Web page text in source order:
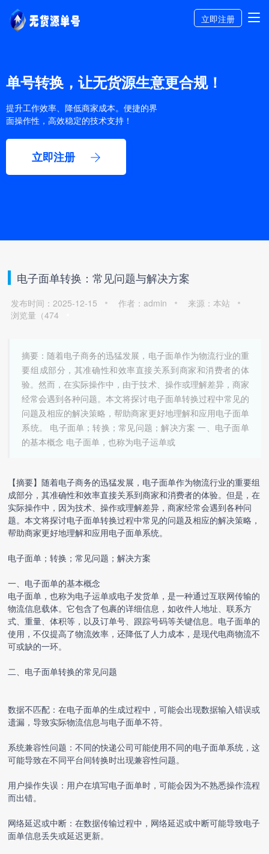
立即注册
单号转换，让无货源生意更合规！
提升工作效率、降低商家成本。便捷的界
面操作性，高效稳定的技术支持！
立即注册
电子面单转换：常见问题与解决方案
发布时间：2025-12-15 作者：admin
来源：本站
浏览量（474
摘要：随着电子商务的迅猛发展，电子面单作为物流行业的重
要组成部分，其准确性和效率直接关系到商家和消费者的体
验。然而，在实际操作中，由于技术、操作或理解差异，商家
经常会遇到各种问题。本文将探讨电子面单转换过程中常见的
问题及相应的解决策略，帮助商家更好地理解和应用电子面单
系统。 电子面单；转换；常见问题；解决方案 一、电子面单
的基本概念 电子面单，也称为电子运单或
【摘要】随着电子商务的迅猛发展，电子面单作为物流行业的重要组
成部分，其准确性和效率直接关系到商家和消费者的体验。但是，在
实际操作中，因为技术、操作或理解差异，商家经常会遇到各种问
题。本文将探讨电子面单转换过程中常见的问题及相应的解决策略，
帮助商家更好地理解和应用电子面单系统。
电子面单；转换；常见问题；解决方案
一、电子面单的基本概念
电子面单，也称为电子运单或电子发货单，是一种通过互联网传输的
物流信息载体。它包含了包裹的详细信息，如收件人地址、联系方
式、重量、体积等，以及订单号、跟踪号码等关键信息。电子面单的
使用，不仅提高了物流效率，还降低了人力成本，是现代电商物流不
可或缺的一环。
二、 电子面单转换的常见问题
数据不匹配：在电子面单的生成过程中，可能会出现数据输入错误或
遗漏，导致实际物流信息与电子面单不符。
系统兼容性问题：不同的快递公司可能使用不同的电子面单系统，这
可能导致在不同平台间转换时出现兼容性问题。
用户操作失误：用户在填写电子面单时，可能会因为不熟悉操作流程
而出错。
网络延迟或中断：在数据传输过程中，网络延迟或中断可能导致电子
面单信息丢失或延迟更新。